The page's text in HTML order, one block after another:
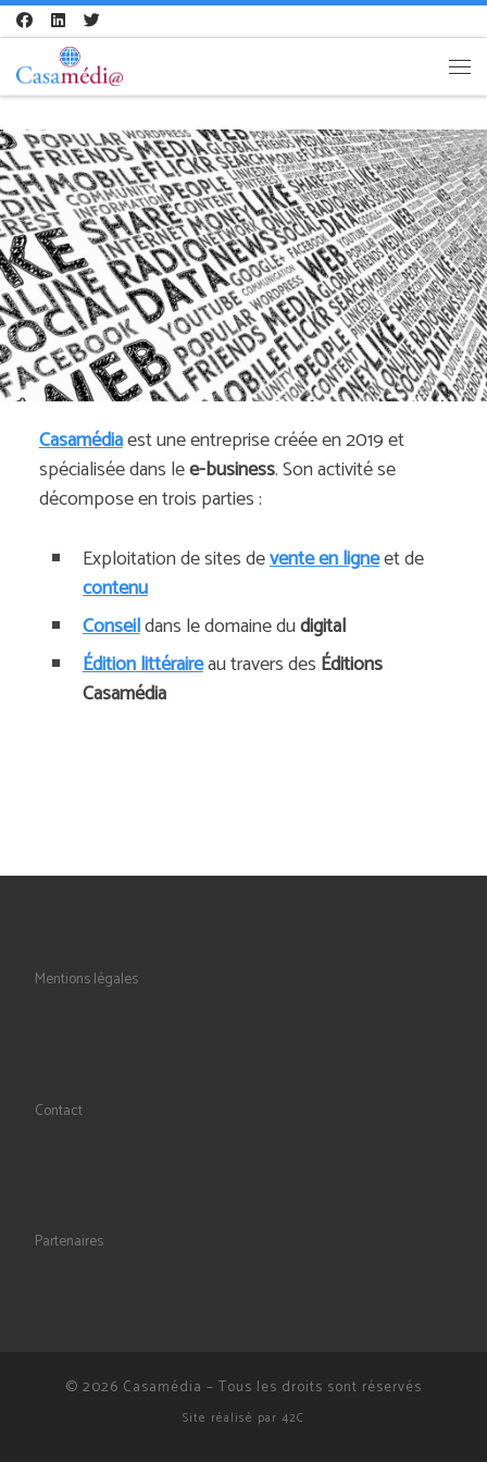
Skip to content
Casamédiaest une entreprise créée en 2019 et
spécialisée dans lee-business. Son activité se
décompose en trois parties :
Exploitation de sites devente en ligneet de
contenu
Conseildans le domaine dudigital
Éditionlittéraireau travers des Éditions
Casamédia
Mentions légales
Contact
Partenaires
© 2026 Casamédia – Tous les droits sont réservés
Site réalisé par 42C